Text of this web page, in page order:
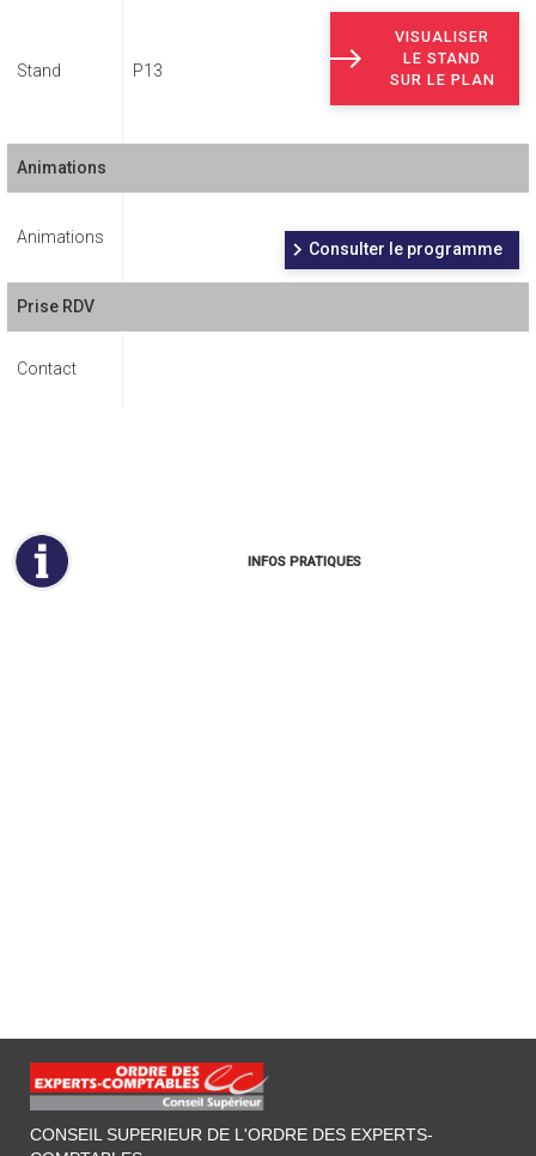
Stand P13
VISUALISER
LE STAND
SUR LE PLAN
Animations
Animations
Consulter le programme
Prise RDV
Contact
INFOS PRATIQUES
CONSEIL SUPERIEUR DE L'ORDRE DES EXPERTS-